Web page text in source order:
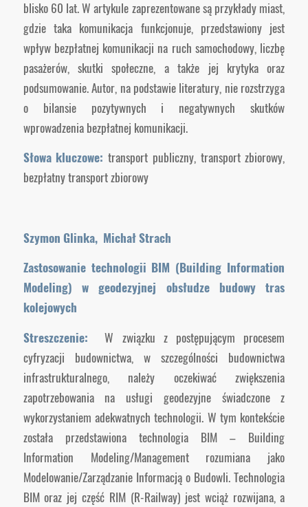
blisko 60 lat. W artykule zaprezentowane są przykłady miast,
gdzie taka komunikacja funkcjonuje, przedstawiony jest
wpływ bezpłatnej komunikacji na ruch samochodowy, liczbę
pasażerów, skutki społeczne, a także jej krytyka oraz
podsumowanie. Autor, na podstawie literatury, nie rozstrzyga
o bilansie pozytywnych i negatywnych skutków
wprowadzenia bezpłatnej komunikacji.
Słowa kluczowe: transport publiczny, transport zbiorowy,
bezpłatny transport zbiorowy
Szymon Glinka, Michał Strach
Zastosowanie technologii BIM (Building Information
Modeling) w geodezyjnej obsłudze budowy tras
kolejowych
Streszczenie:W związku z postępującym procesem
cyfryzacji budownictwa, w szczególności budownictwa
infrastrukturalnego, należy oczekiwać zwiększenia
zapotrzebowania na usługi geodezyjne świadczone z
wykorzystaniem adekwatnych technologii. W tym kontekście
została przedstawiona technologia BIM – Building
Information Modeling/Management rozumiana jako
Modelowanie/Zarządzanie Informacją o Budowli. Technologia
BIM oraz jej część RIM (R-Railway) jest wciąż rozwijana, a